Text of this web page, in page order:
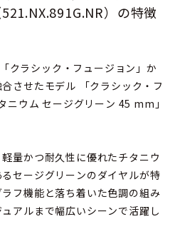
）の特徴
クラシック・フュージョン」か
させたモデル―― 「クラシック・フ
ニウム セージグリーン 45 mm」
量かつ耐久性に優れたチタニウ
セージグリーンのダイヤルが特
フ機能と落ち着いた色調の組み
アルまで幅広いシーンで活躍し